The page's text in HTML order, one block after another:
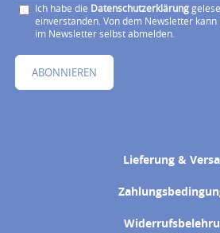
Ich habe die Datenschutzerklärung
einverstanden. Von dem Newsletter
im Newsletter selbst abmelden.
ABONNIEREN
Lieferung &